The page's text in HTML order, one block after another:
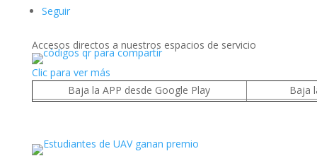
Seguir
Accesos directos a nuestros espacios de servicio
Clic para ver más
Baja la APP desde Google Play
Baja